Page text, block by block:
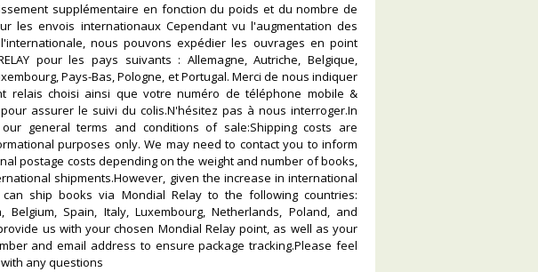
supplémentaire en fonction du poids et du nombre de
les envois internationaux Cependant vu l'augmentation des
nous pouvons expédier les ouvrages en point
pour les pays suivants : Allemagne, Autriche, Belgique,
Pays-Bas, Pologne, et Portugal. Merci de nous indiquer
relais choisi ainsi que votre numéro de téléphone mobile &
assurer le suivi du colis.N'hésitez pas à nous interroger.In
our general terms and conditions of sale:Shipping costs are
purposes only. We may need to contact you to inform
postage costs depending on the weight and number of books,
shipments.However, given the increase in international
ship books via Mondial Relay to the following countries:
Belgium, Spain, Italy, Luxembourg, Netherlands, Poland, and
us with your chosen Mondial Relay point, as well as your
and email address to ensure package tracking.Please feel
any questions‎